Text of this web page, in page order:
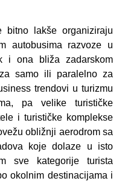
bitno lakše organiziraju
autobusima razvoze u
i ona bliža zadarskom
samo ili paralelno za
trendovi u turizmu
pa velike turističke
i turističke komplekse
obližnji aerodrom sa
koje dolaze u isto
sve kategorije turista
okolnim destinacijama i